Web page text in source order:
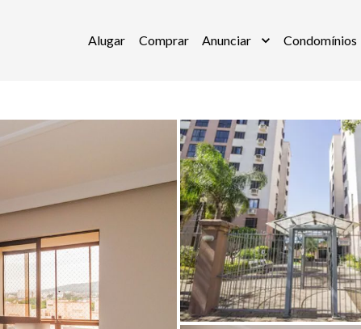
Alugar Comprar Anunciar Condomínios